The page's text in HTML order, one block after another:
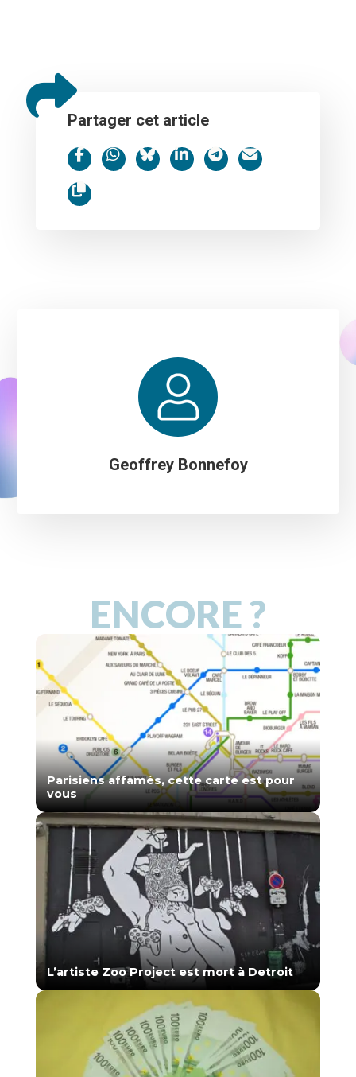
Partager cet article
Geoffrey Bonnefoy
ENCORE ?
Parisiens affamés, cette carte est pour
vous
L’artiste Zoo Project est mort à Detroit